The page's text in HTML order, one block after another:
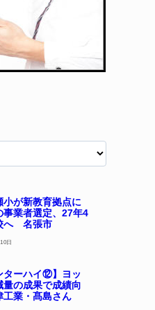
小が新教育拠点に
事業者選定、27年4
へ 名張市
日
ターハイ⑫】ヨッ
の成果で成績向
業・髙島さん